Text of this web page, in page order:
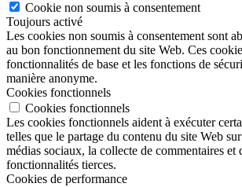
Cookie non soumis à consentement
Toujours activé
Les cookies non soumis à consentement sont
au bon fonctionnement du site Web. Ces
fonctionnalités de base et les fonctions de
manière anonyme.
Cookies fonctionnels
Cookies fonctionnels
Les cookies fonctionnels aident à exécuter
telles que le partage du contenu du site Web
médias sociaux, la collecte de commentaires et
fonctionnalités tierces.
Cookies de performance